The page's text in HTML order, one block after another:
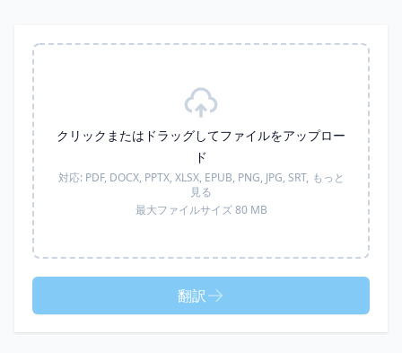
クリックまたはドラッグしてファイルをアップロー
ド
対応: PDF, DOCX, PPTX, XLSX, EPUB, PNG, JPG, SRT, もっと
見る
最大ファイルサイズ 80 MB
翻訳